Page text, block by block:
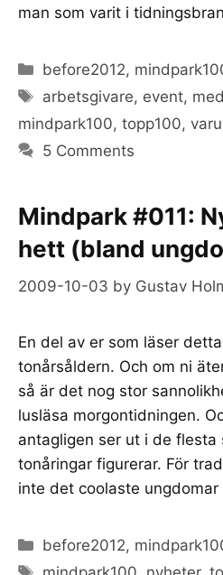
man som varit i
Categories
before2012,
Tags
arbetsgivare, event,
mindpark100, topp100,
5 Comments
Mindpark #011:
hett (bland
2009-10-03 by Gustav
En del av er som läser
tonårsåldern. Och om ni
så är det nog stor
lusläsa morgontidningen.
antagligen ser ut i de flesta
tonåringar figurerar. För
inte det coolaste
Categories
before2012,
Tags